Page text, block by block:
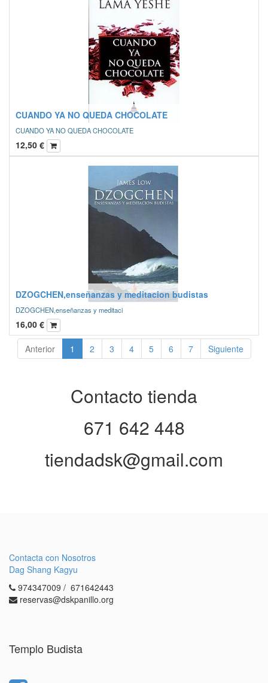
CUANDO YA NO QUEDA CHOCOLATE
CUANDO YA NO QUEDA CHOCOLATE
12,50 €
DZOGCHEN,enseñanzas y meditacion budistas
DZOGCHEN,enseñanzas y meditaci
16,00 €
Anterior 1 2 3 4 5 6 7 Siguiente
Contacto tienda
671 642 448
tiendadsk@gmail.com
Contacta con Nosotros
Dag Shang Kagyu
974347009 / 671642443
reservas@dskpanillo.org
Templo Budista